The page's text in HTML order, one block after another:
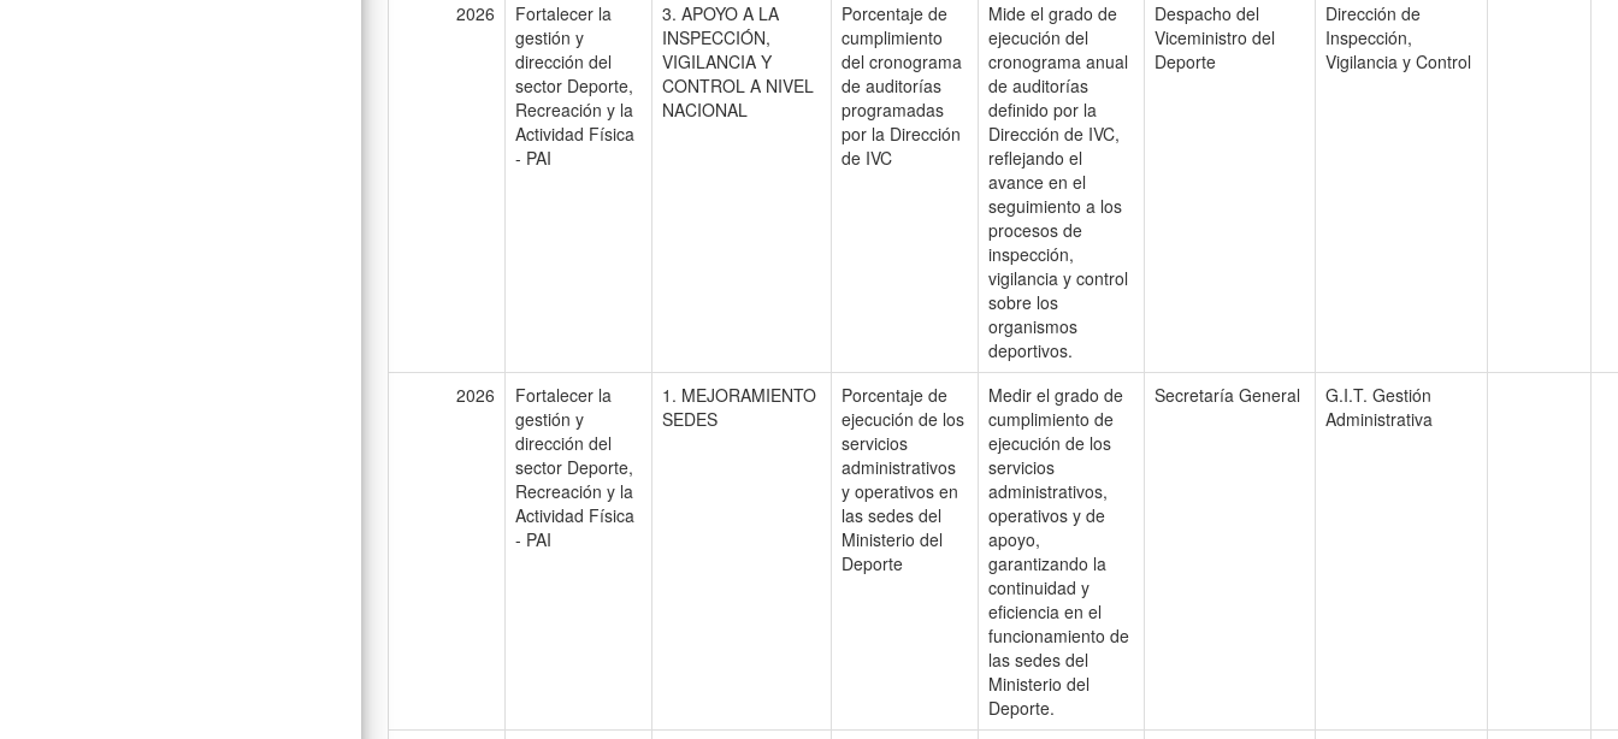
2026
Fortalecer la
gestión y
dirección del
sector Deporte,
Recreación y la
Actividad Física
- PAI
3. APOYO A LA
INSPECCIÓN,
VIGILANCIA Y
CONTROL A NIVEL
NACIONAL
Porcentaje de
cumplimiento
del cronograma
de auditorías
programadas
por la Dirección
de IVC
Mide el grado de
ejecución del
cronograma anual
de auditorías
definido por la
Dirección de IVC,
reflejando el
avance en el
seguimiento a los
procesos de
inspección,
vigilancia y control
sobre los
organismos
deportivos.
Despacho del
Viceministro del
Deporte
Dirección de
Inspección,
Vigilancia y Control
2026
Fortalecer la
gestión y
dirección del
sector Deporte,
Recreación y la
Actividad Física
- PAI
1. MEJORAMIENTO
SEDES
Porcentaje de
ejecución de los
servicios
administrativos
y operativos en
las sedes del
Ministerio del
Deporte
Medir el grado de
cumplimiento de
ejecución de los
servicios
administrativos,
operativos y de
apoyo,
garantizando la
continuidad y
eficiencia en el
funcionamiento de
las sedes del
Ministerio del
Deporte.
Secretaría General
G.I.T. Gestión
Administrativa